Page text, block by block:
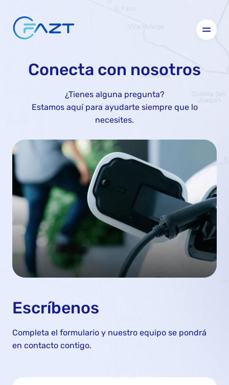
Conecta con nosotros
¿Tienes alguna pregunta?
Estamos aquí para ayudarte siempre que lo
necesites.
Escríbenos
Completa el formulario y nuestro equipo se pondrá
en contacto contigo.